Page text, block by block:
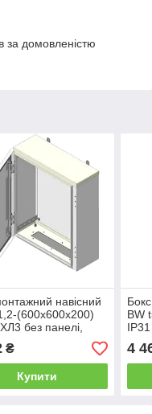
за домовленістю
навісний
(600х600х200)
без панелі,
Білмакс
₴
Купити
BW
4